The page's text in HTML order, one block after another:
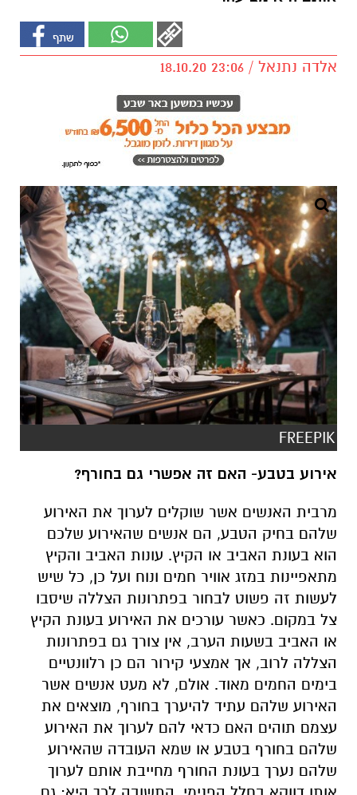
אלדה נתנאל / 23:06 18.10.20
FREEPIK
אירוע בטבע- האם זה אפשרי גם בחורף?
מרבית האנשים אשר שוקלים לערוך את האירוע
שלהם בחיק הטבע, הם אנשים שהאירוע שלכם
הוא בעונת האביב או הקיץ. עונות האביב והקיץ
מתאפיינות במזג אוויר חמים ונוח ועל כן, כל שיש
לעשות זה פשוט לבחור בפתרונות הצללה שיסבו
צל במקום. כאשר עורכים את האירוע בעונת הקיץ
או האביב בשעות הערב, אין צורך גם בפתרונות
הצללה לרוב, אך אמצעי קירור הם כן רלוונטיים
בימים החמים מאוד. אולם, לא מעט אנשים אשר
האירוע שלהם עתיד להיערך בחורף, מוצאים את
עצמם תוהים האם כדאי להם לערוך את האירוע
שלהם בחורף בטבע או שמא העובדה שהאירוע
שלהם נערך בעונת החורף מחייבת אותם לערוך